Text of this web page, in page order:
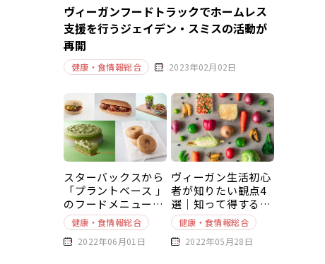
ヴィーガンフードトラックでホームレス
支援を行うジェイデン・スミスの活動が
再開
健康・食情報総合 2023年02月02日
スターバックスから
「プラントベース 」
のフードメニューが
新発売
健康・食情報総合
2022年06月01日
ヴィーガン生活初心
者が知りたい観点4
選｜知って得する豆
知識～基本編～
健康・食情報総合
2022年05月28日